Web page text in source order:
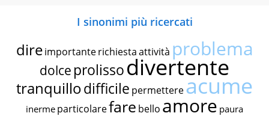
I sinonimi più ricercati
dire importante richiestaattività problema
dolce prolissodivertente
tranquillodifficile permettereacume
inerme particolarefare bello amore paura